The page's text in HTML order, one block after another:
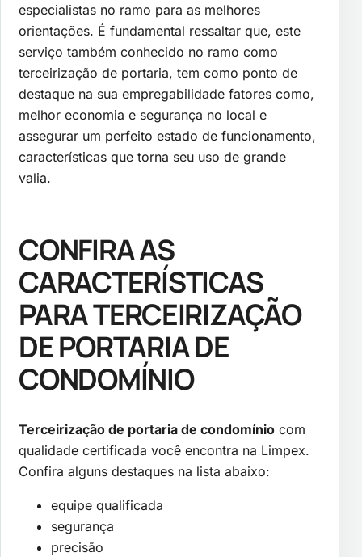
especialistas no ramo para as melhores
orientações. É fundamental ressaltar que, este
serviço também conhecido no ramo como
terceirização de portaria, tem como ponto de
destaque na sua empregabilidade fatores como,
melhor economia e segurança no local e
assegurar um perfeito estado de funcionamento,
características que torna seu uso de grande
valia.
CONFIRA AS
CARACTERÍSTICAS
PARA TERCEIRIZAÇÃO
DE PORTARIA DE
CONDOMÍNIO
Terceirização de portaria de condomínio com
qualidade certificada você encontra na Limpex.
Confira alguns destaques na lista abaixo:
equipe qualificada
segurança
precisão